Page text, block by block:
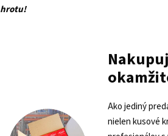
hrotu!
Ako jediný
nielen kusové